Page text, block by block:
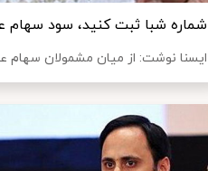
شماره شبا ثبت کنید، سود سهام
ایسنا نوشت: از میان مشمولان سهام